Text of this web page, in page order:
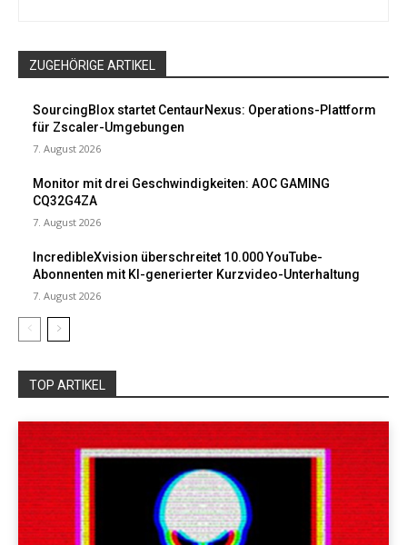
ZUGEHÖRIGE ARTIKEL
SourcingBlox startet CentaurNexus: Operations-Plattform
für Zscaler-Umgebungen
7. August 2026
Monitor mit drei Geschwindigkeiten: AOC GAMING
CQ32G4ZA
7. August 2026
IncredibleXvision überschreitet 10.000 YouTube-
Abonnenten mit KI-generierter Kurzvideo-Unterhaltung
7. August 2026
TOP ARTIKEL